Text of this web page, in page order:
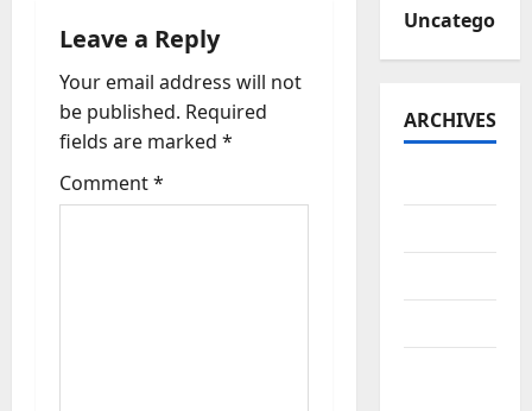
a
t
i
o
Leave a Reply
Your email address will not
be published. Required
fields are marked *
Comment*
ARCHIVES